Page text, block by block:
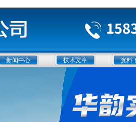
新闻中心 技术文章 资料